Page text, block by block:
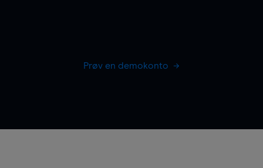
Prøv en demokonto